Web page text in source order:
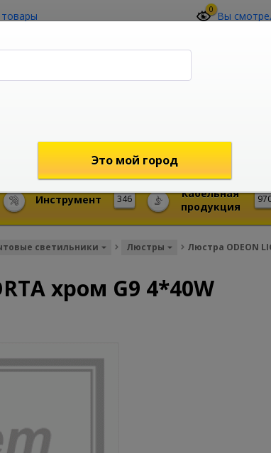
0 Вы
shop@mireks.ru
346
Инструмент
Кабельная
продукция
светильники Люстры Люстра ODEON
хром G9 4*40W
Это мой город